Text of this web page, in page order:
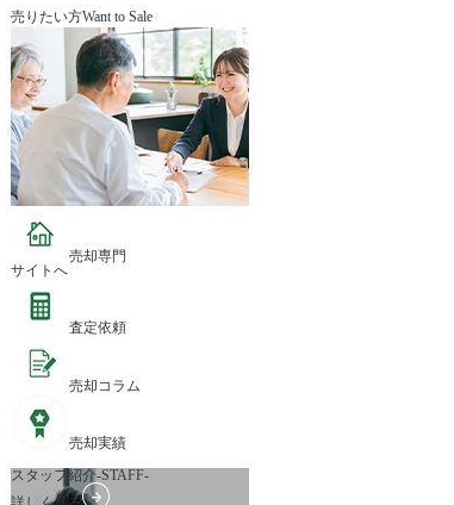
売りたい方Want to Sale
売却専門
サイトへ
査定依頼
売却コラム
売却実績
スタッフ紹介-STAFF-